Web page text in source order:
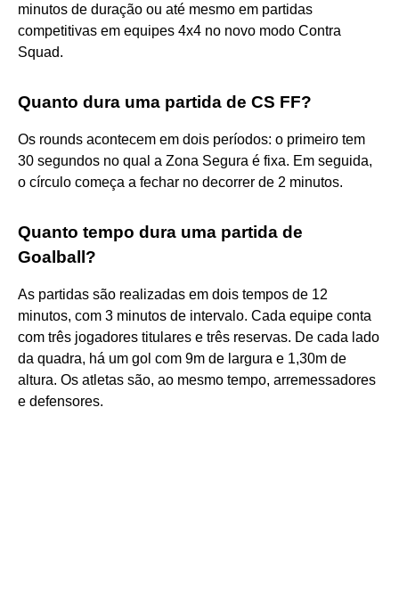
minutos de duração ou até mesmo em partidas
competitivas em equipes 4x4 no novo modo Contra
Squad.
Quanto dura uma partida de CS FF?
Os rounds acontecem em dois períodos: o primeiro tem
30 segundos no qual a Zona Segura é fixa. Em seguida,
o círculo começa a fechar no decorrer de 2 minutos.
Quanto tempo dura uma partida de
Goalball?
As partidas são realizadas em dois tempos de 12
minutos, com 3 minutos de intervalo. Cada equipe conta
com três jogadores titulares e três reservas. De cada lado
da quadra, há um gol com 9m de largura e 1,30m de
altura. Os atletas são, ao mesmo tempo, arremessadores
e defensores.